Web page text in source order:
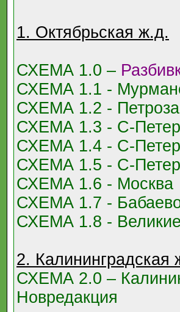
1. Октябрьская ж.д.
СХЕМА 1.0 –
СХЕМА 1.1 -
СХЕМА 1.2 -
СХЕМА 1.3 - С-
СХЕМА 1.4 - С-
СХЕМА 1.5 - С-
СХЕМА 1.6 - Москва
СХЕМА 1.7 -
СХЕМА 1.8 -
2. Калининградская
СХЕМА 2.0 –
Новредакция